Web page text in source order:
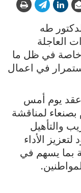
طه
العاجلة
خاصة في ظل ما
في اعمال
عقد يوم أمس
بصنعاء لمناقشة
والتأهيل
الأداء
بما يسهم في